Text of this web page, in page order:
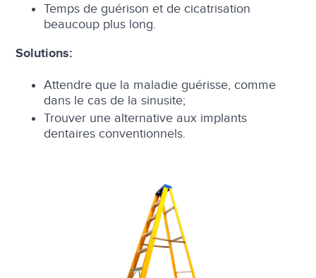
Temps de guérison et de cicatrisation
beaucoup plus long.
Solutions:
Attendre que la maladie guérisse, comme
dans le cas de la sinusite;
Trouver une alternative aux implants
dentaires conventionnels.